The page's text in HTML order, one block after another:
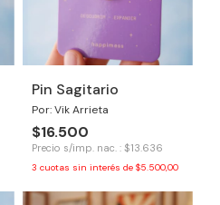
Pin Sagitario
Por: Vik Arrieta
$16.500
Precio s/imp. nac. : $13.636
3 cuotas sin interés de $5.500,00